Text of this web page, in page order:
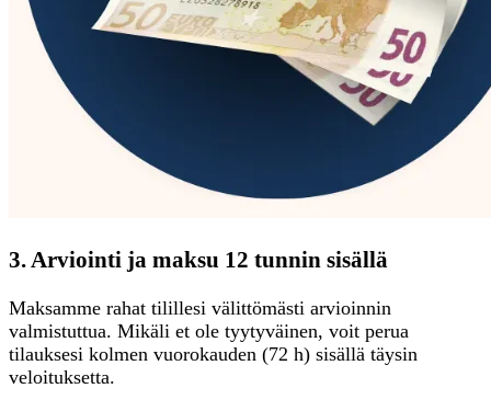
3. Arviointi ja maksu 12 tunnin sisällä
Maksamme rahat tilillesi välittömästi arvioinnin
valmistuttua. Mikäli et ole tyytyväinen, voit perua
tilauksesi kolmen vuorokauden (72 h) sisällä täysin
veloituksetta.